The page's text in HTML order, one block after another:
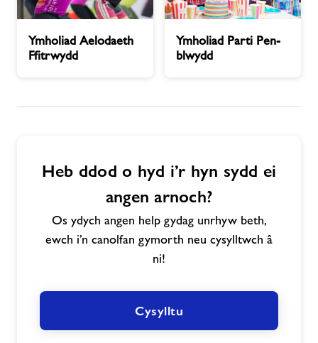
Aelodaeth
Newyddion
Swyddi
Aelodaeth
Ffitrwydd
Ymholiad Aelodaeth
Ffitrwydd
Parti
Pen-
Ymholiad Parti Pen-
blwydd
Heb ddod o hyd i’r hyn sydd ei
angen arnoch?
Os ydych angen help gydag unrhyw beth,
ewch i’n canolfan gymorth neu cysylltwch â
ni!
Cysylltu